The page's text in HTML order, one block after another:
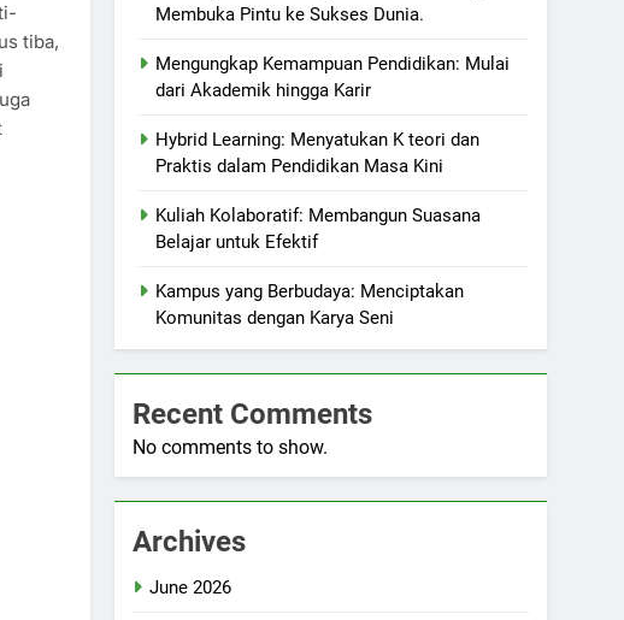
tiba,
Membuka Pintu ke Sukses Dunia.
Mengungkap Kemampuan Pendidikan: Mulai
dari Akademik hingga Karir
Hybrid Learning: Menyatukan K teori dan
Praktis dalam Pendidikan Masa Kini
Kuliah Kolaboratif: Membangun Suasana
Belajar untuk Efektif
Kampus yang Berbudaya: Menciptakan
Komunitas dengan Karya Seni
Recent Comments
No comments to show.
Archives
June 2026